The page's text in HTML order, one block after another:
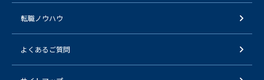
転職ノウハウ
よくあるご質問